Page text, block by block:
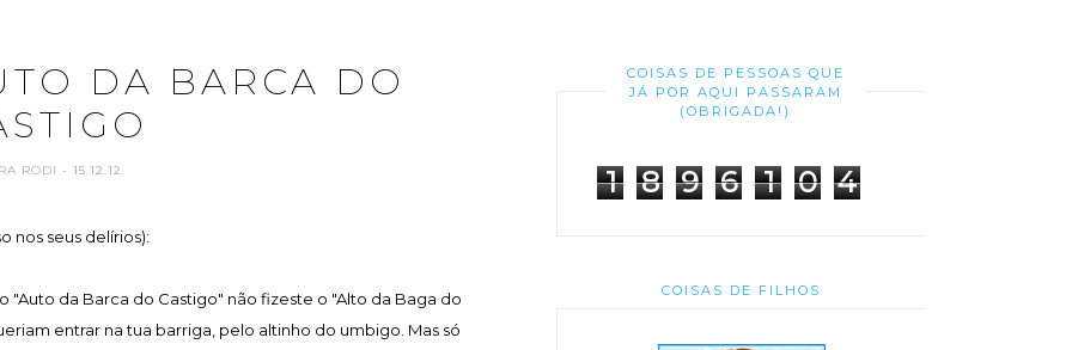
DA BARCA DO
RODI - 15.12.12
nos seus delírios):
da Barca do Castigo" não fizeste o "Alto da Baga do
entrar na tua barriga, pelo altinho do umbigo. Mas só
COISAS DE PESSOAS QUE
JÁ POR AQUI PASSARAM
(OBRIGADA!)
1 8 9 6 1 0 4
COISAS DE FILHOS